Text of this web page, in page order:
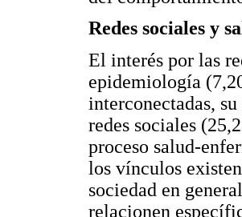
Redes sociales y
El interés por las
epidemiología
interconectadas,
redes sociales
proceso salud-
los vínculos
sociedad en
relacionen